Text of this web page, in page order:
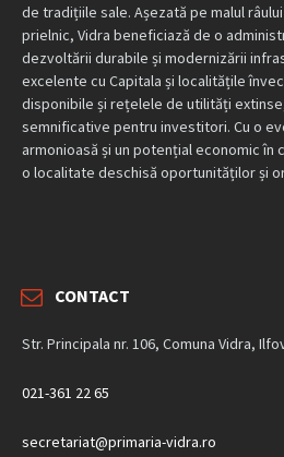
de tradițiile sale. Așezată pe malul
prielnic, Vidra beneficiază de o
dezvoltării durabile și modernizării
excelente cu Capitala și localitățile
disponibile și rețelele de utilități
semnificative pentru investitori. Cu o
armonioasă și un potențial economic în
o localitate deschisă oportunităților și
CONTACT
Str. Principala nr. 106, Comuna Vidra,
021-361 22 65
secretariat@primaria-vidra.ro